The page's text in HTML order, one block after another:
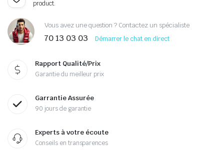
product.
Vous avez une question ? Contactez un spécialiste
70 13 03 03 Démarrer le chat en direct
Rapport Qualité/Prix
Garantie du meilleur prix
Garrantie Assurée
90 jours de garantie
Experts à votre écoute
Conseils en transparences